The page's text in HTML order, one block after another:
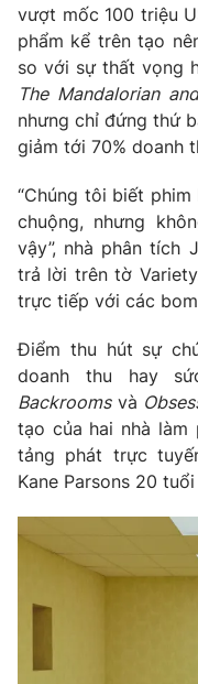
Tư vấn
Chuyên mục khác
Emagazine
Photo
Video
VTV Money
VTV Sức khoẻ
Thị trường 24h
VTV4
VTV9
vượt mốc 100 triệu
phẩm kể trên tạo
so với sự thất vọng
The Mandalorian
nhưng chỉ đứng thứ
giảm tới 70% doanh
“Chúng tôi biết
chuộng, nhưng
vậy”, nhà phân tích
trả lời trên tờ
trực tiếp với các bom
Điểm thu hút sự
doanh thu hay
Backroomsvà
tạo của hai nhà
tảng phát trực
Kane Parsons 20